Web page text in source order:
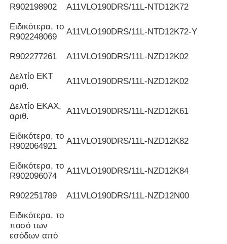
R902198902 Α11VLO190DRS/11L-NTD12K72
Ειδικότερα, το
R902248069
Α11VLO190DRS/11L-NTD12K72-Y
R902277261 Α11VLO190DRS/11L-NZD12K02
Δελτίο ΕΚΤ
αριθ.
Α11VLO190DRS/11L-NZD12K02
Δελτίο ΕΚΑΧ,
αριθ.
Α11VLO190DRS/11L-NZD12K61
Ειδικότερα, το
R902064921
Α11VLO190DRS/11L-NZD12K82
Ειδικότερα, το
R902096074
Α11VLO190DRS/11L-NZD12K84
R902251789 Α11VLO190DRS/11L-NZD12N00
Ειδικότερα, το
ποσό των
εσόδων από